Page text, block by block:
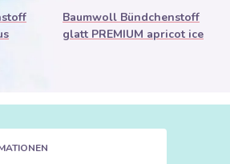
Baumwoll Bündchenstoff
glatt PREMIUM apricot ice